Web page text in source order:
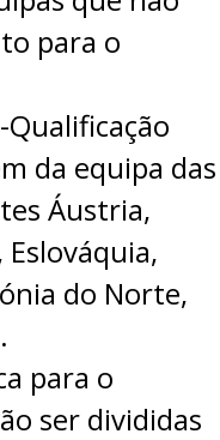
para o
da equipa das
Áustria,
do Norte,
para o
ser divididas